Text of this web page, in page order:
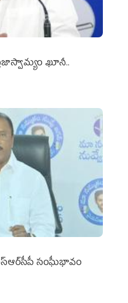
ఖూనీ..
సంఘీభావం